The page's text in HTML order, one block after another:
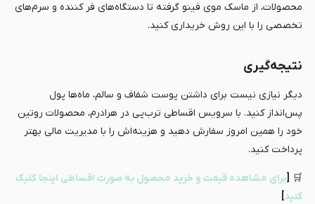
محصولات، از ماسک موی فینو گرفته تا دستگاه‌های فر کننده و سرم‌های
تخصصی را با این روش خریداری کنید.
نتیجه‌گیری
دیگر نیازی نیست برای داشتن پوست شفاف و سالم، ماه‌ها پول
پس‌انداز کنید. با سرویس اقساطی ترب‌پی در هرادرم، محصولات روتین
خود را همین امروز سفارش دهید و هزینه‌اش را با مدیریت مالی بهتر
پرداخت کنید.
🛒
[برای مشاهده قیمت و خرید محصول به صورت اقساطی اینجا کلیک
کنید]